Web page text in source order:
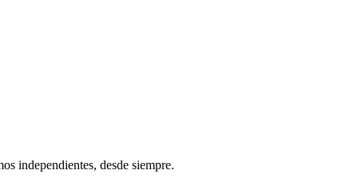
independientes, desde siempre.